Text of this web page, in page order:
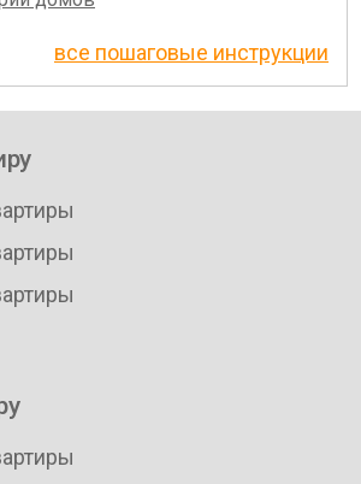
все пошаговые инструкции